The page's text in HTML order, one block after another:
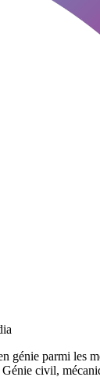
génie parmi les
civil,